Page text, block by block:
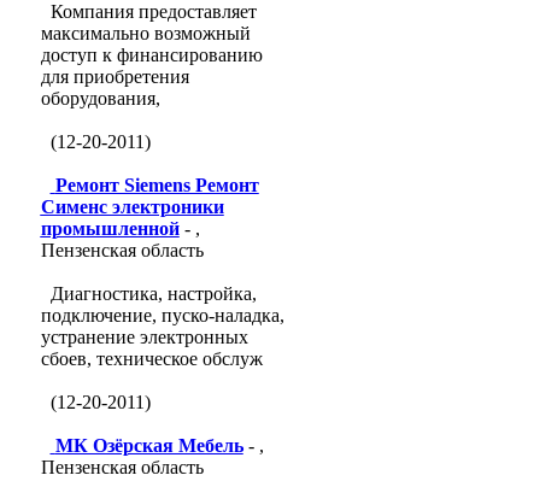
Компания предоставляет
максимально возможный
доступ к финансированию
для приобретения
оборудования,
(12-20-2011)
Ремонт Siemens Ремонт
Сименс электроники
промышленной- ,
Пензенская область
Диагностика, настройка,
подключение, пуско-наладка,
устранение электронных
сбоев, техническое обслуж
(12-20-2011)
МК Озёрская Мебель- ,
Пензенская область